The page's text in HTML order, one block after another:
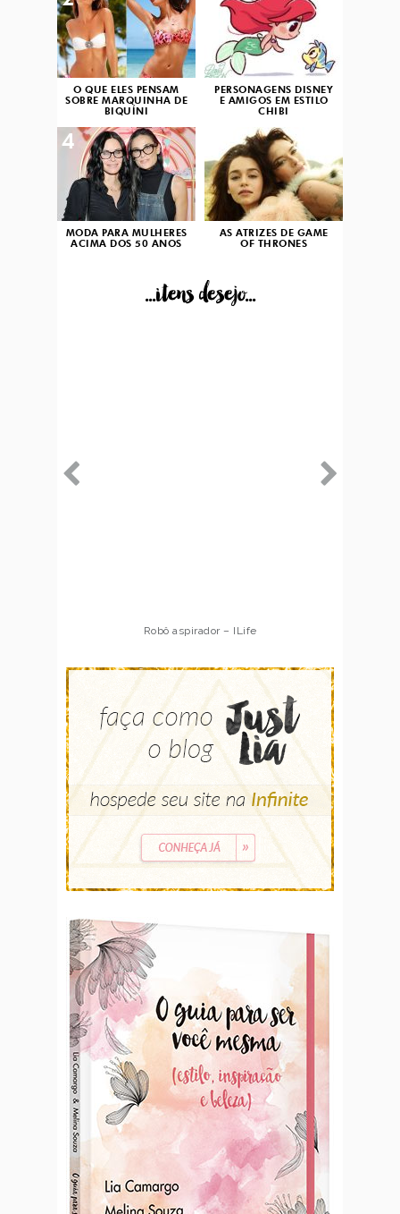
O QUE ELES PENSAM
SOBRE MARQUINHA DE
BIQUÍNI
PERSONAGENS DISNEY
E AMIGOS EM ESTILO
CHIBI
MODA PARA MULHERES
ACIMA DOS 50 ANOS
4
AS ATRIZES DE GAME
OF THRONES
...itens desejo...
Robô aspirador – ILife